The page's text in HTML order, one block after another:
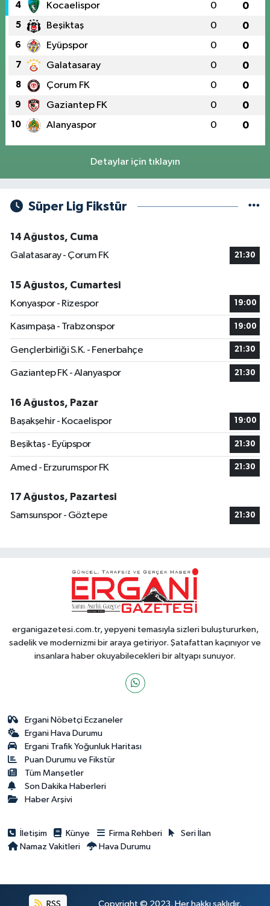
4 Kocaelispor 0 0
5 Beşiktaş 0 0
6 Eyüpspor 0 0
7 Galatasaray 0 0
8 Çorum FK 0 0
9 Gaziantep FK 0 0
10 Alanyaspor 0 0
Detaylar için tıklayın
Süper Lig Fikstür
14 Ağustos, Cuma
Galatasaray - Çorum FK
21:30
15 Ağustos, Cumartesi
Konyaspor - Rizespor
19:00
Kasımpaşa - Trabzonspor 19:00
Gençlerbirliği S.K. - Fenerbahçe 21:30
Gaziantep FK - Alanyaspor 21:30
16 Ağustos, Pazar
Başakşehir - Kocaelispor
19:00
Beşiktaş - Eyüpspor 21:30
Amed - Erzurumspor FK 21:30
17 Ağustos, Pazartesi
Samsunspor - Göztepe
21:30
erganigazetesi.com.tr, yepyeni temasıyla sizleri buluştururken,
sadelik ve modernizmi bir araya getiriyor. Şatafattan kaçınıyor ve
insanlara haber okuyabilecekleri bir altyapı sunuyor.
Ergani Nöbetçi Eczaneler
Ergani Hava Durumu
Ergani Trafik Yoğunluk Haritası
Puan Durumu ve Fikstür
Tüm Manşetler
Son Dakika Haberleri
Haber Arşivi
İletişim Künye Firma Rehberi
Seri İlan
Namaz Vakitleri
Hava Durumu
RSS Copyright © 2023. Her hakkı saklıdır.